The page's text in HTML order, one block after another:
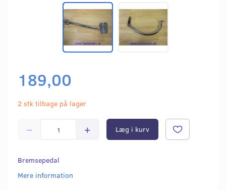
189,00
2 stk tilbage på lager
Læg i kurv
Bremsepedal
Mere information